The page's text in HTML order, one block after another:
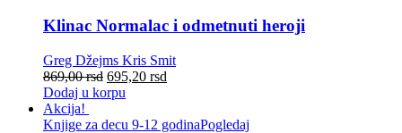
Klinac Normalac i odmetnuti heroji
Greg Džejms Kris Smit
869,00rsd 695,20 rsd
Dodaj u korpu
Akcija!
Knjige za decu 9-12 godinaPogledaj